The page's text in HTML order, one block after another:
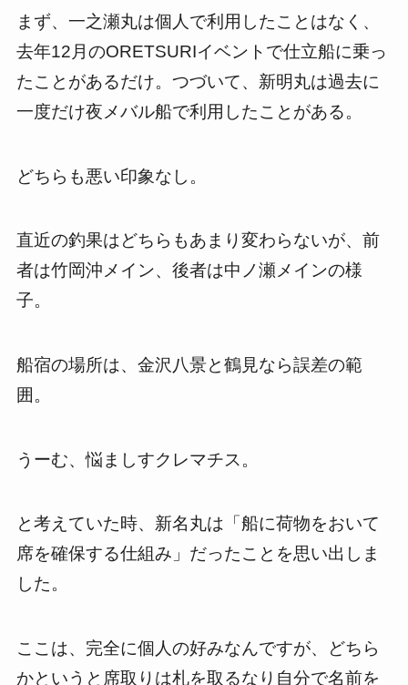
まず、一之瀬丸は個人で利用したことはなく、
去年12 月のORETSURIイベントで仕立船に乗っ
たことがあるだけ。つづいて、新明丸は過去に
一度だけ夜メバル船で利用したことがある。
どちらも悪い印象なし。
直近の釣果はどちらもあまり変わらないが、前
者は竹岡沖メイン、後者は中ノ瀬メインの様
子。
船宿の場所は、金沢八景と鶴見なら誤差の範
囲。
うーむ、悩ましすクレマチス。
と考えていた時、新名丸は「船に荷物をおいて
席を確保する仕組み」だったことを思い出しま
した。
ここは、完全に個人の好みなんですが、どちら
かというと席取りは札を取るなり自分で名前を